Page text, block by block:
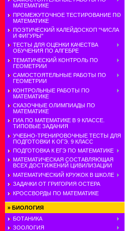
МАТЕМАТИКЕ
ПРОМЕЖУТОЧНОЕ ТЕСТИРОВАНИЕ ПО
МАТЕМАТИКЕ
ПОЭТИЧЕСКИЙ КАЛЕЙДОСКОП "ЧИСЛА
И ФИГУРЫ"
ТЕСТЫ ДЛЯ ОЦЕНКИ КАЧЕСТВА
ОБУЧЕНИЯ ПО АЛГЕБРЕ
ТЕМАТИЧЕСКИЙ КОНТРОЛЬ ПО
ГЕОМЕТРИИ
САМОСТОЯТЕЛЬНЫЕ РАБОТЫ ПО
ГЕОМЕТРИИ
КОНТРОЛЬНЫЕ РАБОТЫ ПО
МАТЕМАТИКЕ
СКАЗОЧНЫЕ ОЛИМПИАДЫ ПО
МАТЕМАТИКЕ
ГИА ПО МАТЕМАТИКЕ В 9 КЛАССЕ.
ТИПОВЫЕ ЗАДАНИЯ
УЧЕБНО-ТРЕНИРОВОЧНЫЕ ТЕСТЫ ДЛЯ
ПОДГОТОВКИ К ОГЭ. 9 КЛАСС
ПОДГОТОВКА К ЕГЭ ПО МАТЕМАТИКЕ
МАТЕМАТИЧЕСКАЯ СОСТАВЛЯЮЩАЯ
ВСЕХ ДОСТИЖЕНИЙ ЦИВИЛИЗАЦИИ
МАТЕМАТИЧЕСКИЙ КРУЖОК В ШКОЛЕ
ЗАДАЧКИ ОТ ГРИГОРИЯ ОСТЕРА
КРОССВОРДЫ ПО МАТЕМАТИКЕ
» БИОЛОГИЯ
БОТАНИКА
ЗООЛОГИЯ